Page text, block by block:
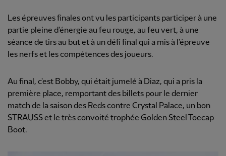
Les épreuves finales ont vu les participants participer à une
partie pleine d'énergie au feu rouge, au feu vert, à une
séance de tirs au but et à un défi final qui a mis à l'épreuve
les nerfs et les compétences des joueurs.
Au final, c'est Bobby, qui était jumelé à Diaz, qui a pris la
première place, remportant des billets pour le dernier
match de la saison des Reds contre Crystal Palace, un bon
STRAUSS et le très convoité trophée Golden Steel Toecap
Boot.